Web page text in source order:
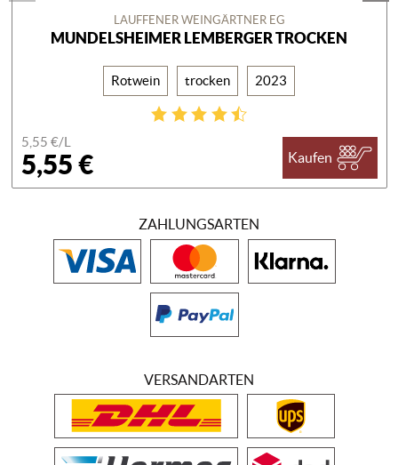
LAUFFENER WEINGÄRTNER EG
MUNDELSHEIMER LEMBERGER TROCKEN
Rotwein trocken 2023
5,55 €/L
5,55 € Kaufen
ZAHLUNGSARTEN
VERSANDARTEN